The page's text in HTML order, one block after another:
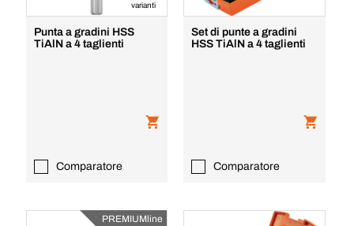
varianti
Punta a gradini HSS
TiAlN a 4 taglienti
Comparatore
Set di punte a gradini
HSS TiAlN a 4 taglienti
Comparatore
PREMIUMline